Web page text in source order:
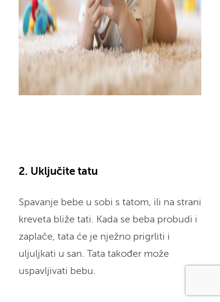
2. Uključite tatu
Spavanje bebe u sobi s tatom, ili na strani
kreveta bliže tati. Kada se beba probudi i
zaplače, tata će je nježno prigrliti i
uljuljkati u san. Tata također može
uspavljivati bebu.